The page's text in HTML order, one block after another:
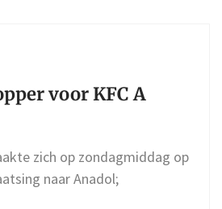
voor KFC A
zich op zondagmiddag op
naar Anadol;